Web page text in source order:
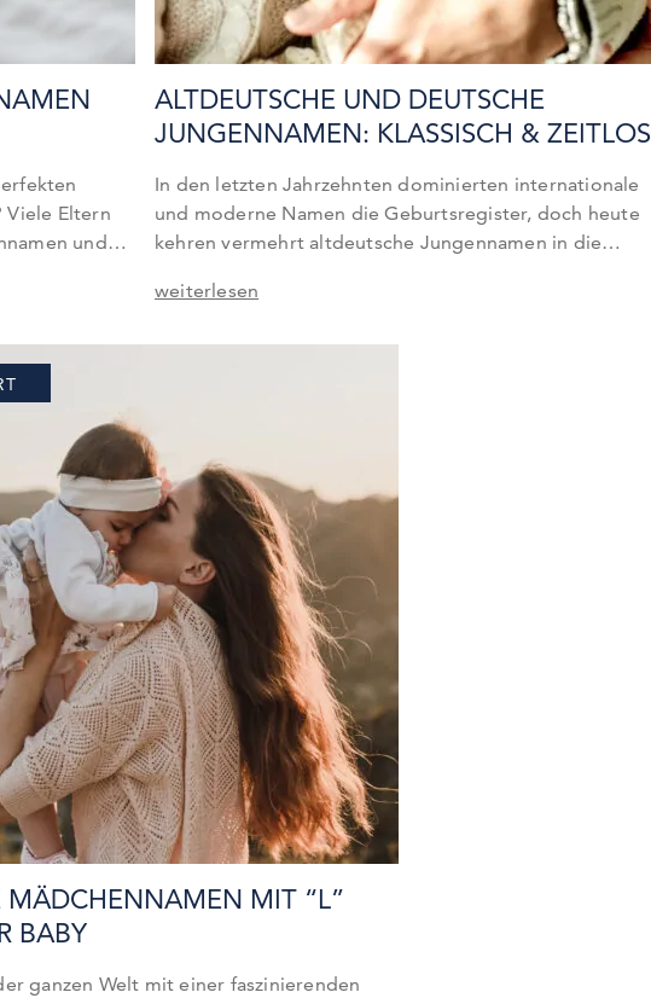
F
Viele Eltern
und
geschätzt.
und…
ALTDEUTSCHE UND DEUTSCHE
JUNGENNAMEN: KLASSISCH & ZEITLOS
In den letzten Jahrzehnten dominierten internationale
und moderne Namen die Geburtsregister, doch heute
kehren vermehrt altdeutsche Jungennamen in die
wunderbar zu sehen, wie Namen, die einst als veraltet
weiterlesen
MÄDCHENNAMEN MIT “L”
BABY
ganzen Welt mit einer faszinierenden